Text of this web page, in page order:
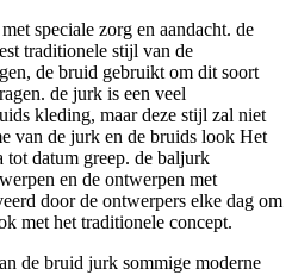
speciale zorg en aandacht. de
traditionele stijl van de
de bruid gebruikt om dit soort
de jurk is een veel
kleding, maar deze stijl zal niet
van de jurk en de bruids look Het
tot datum greep. de baljurk
en de ontwerpen met
door de ontwerpers elke dag om
met het traditionele concept.
de bruid jurk sommige moderne